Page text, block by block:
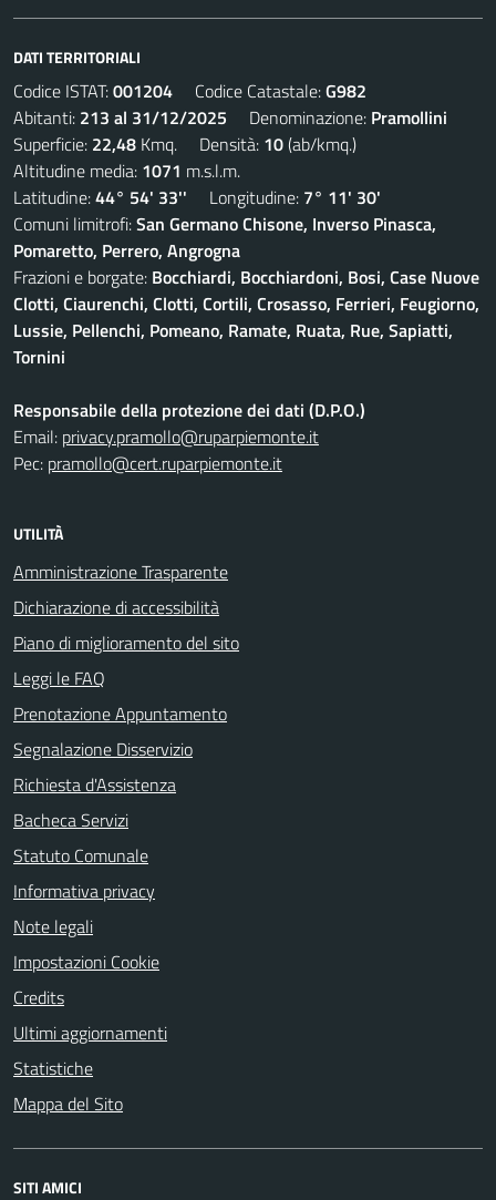
DATI TERRITORIALI
Codice ISTAT:001204 Codice Catastale:G982
Abitanti: 213 al 31/12/2025 Denominazione: Pramollini
Superficie: 22,48 Kmq. Densità: 10(ab/kmq.)
Altitudine media: 1071 m.s.l.m.
Latitudine:44° 54' 33'' Longitudine: 7° 11' 30'
Comuni limitrofi:San Germano Chisone, Inverso Pinasca,
Pomaretto, Perrero, Angrogna
Frazioni e borgate: Bocchiardi, Bocchiardoni, Bosi, Case Nuove
Clotti, Ciaurenchi, Clotti, Cortili, Crosasso, Ferrieri, Feugiorno,
Lussie, Pellenchi, Pomeano, Ramate, Ruata, Rue, Sapiatti,
Tornini
Responsabile della protezione dei dati (D.P.O.)
Email: privacy.pramollo@ruparpiemonte.it
Pec: pramollo@cert.ruparpiemonte.it
UTILITÀ
Amministrazione Trasparente
Dichiarazione di accessibilità
Piano di miglioramento del sito
Leggi le FAQ
Prenotazione Appuntamento
Segnalazione Disservizio
Richiesta d'Assistenza
Bacheca Servizi
Statuto Comunale
Informativa privacy
Note legali
Impostazioni Cookie
Credits
Ultimi aggiornamenti
Statistiche
Mappa del Sito
SITI AMICI